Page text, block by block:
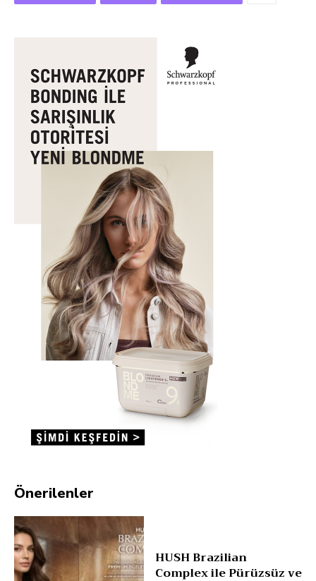
Önerilenler
HUSH Brazilian
Complex ile Pürüzsüz ve